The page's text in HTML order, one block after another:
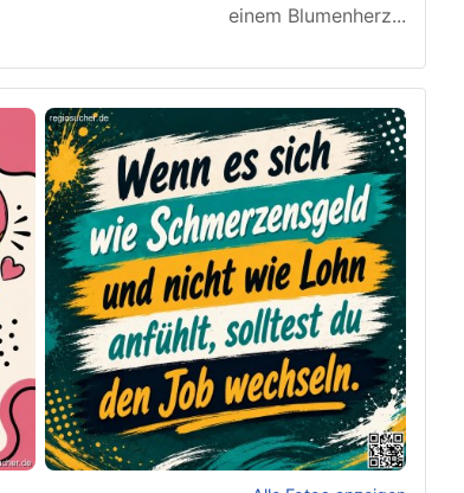
einem Blumenherz...